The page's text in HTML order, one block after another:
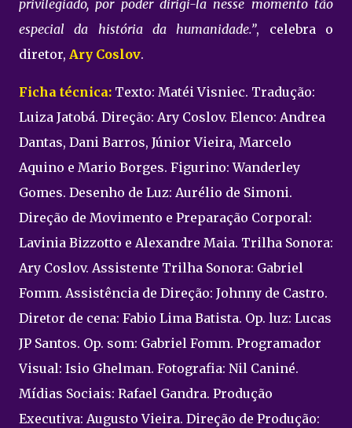
privilegiado, por poder dirigi-la nesse momento tão
especial da história da humanidade.”, celebra o
diretor, Ary Coslov.
Ficha técnica: Texto: Matéi Visniec. Tradução:
Luiza Jatobá. Direção: Ary Coslov. Elenco: Andrea
Dantas, Dani Barros, Júnior Vieira, Marcelo
Aquino e Mario Borges. Figurino: Wanderley
Gomes. Desenho de Luz: Aurélio de Simoni.
Direção de Movimento e Preparação Corporal:
Lavinia Bizzotto e Alexandre Maia. Trilha Sonora:
Ary Coslov. Assistente Trilha Sonora: Gabriel
Fomm. Assistência de Direção: Johnny de Castro.
Diretor de cena: Fabio Lima Batista. Op. luz: Lucas
JP Santos. Op. som: Gabriel Fomm. Programador
Visual: Isio Ghelman. Fotografia: Nil Caniné.
Mídias Sociais: Rafael Gandra. Produção
Executiva: Augusto Vieira. Direção de Produção: